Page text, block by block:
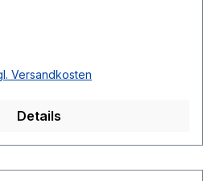
Versandkosten
Details